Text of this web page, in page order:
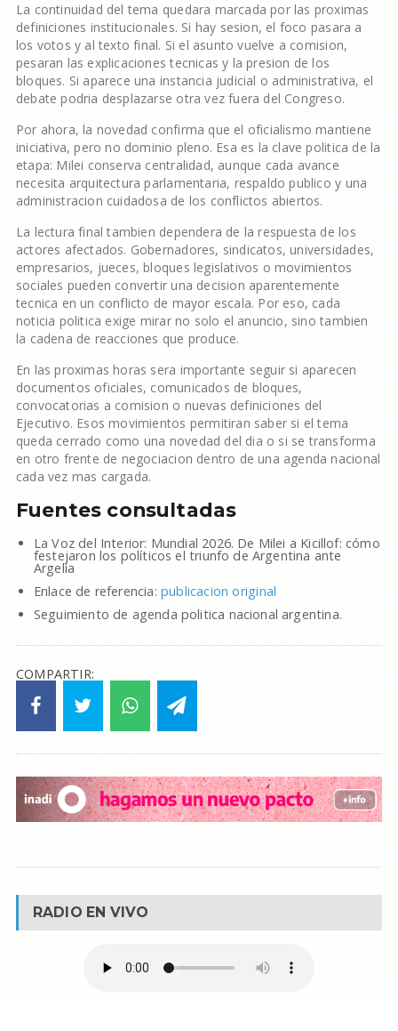
La continuidad del tema quedara marcada por las proximas
definiciones institucionales. Si hay sesion, el foco pasara a
los votos y al texto final. Si el asunto vuelve a comision,
pesaran las explicaciones tecnicas y la presion de los
bloques. Si aparece una instancia judicial o administrativa, el
debate podria desplazarse otra vez fuera del Congreso.
Por ahora, la novedad confirma que el oficialismo mantiene
iniciativa, pero no dominio pleno. Esa es la clave politica de la
etapa: Milei conserva centralidad, aunque cada avance
necesita arquitectura parlamentaria, respaldo publico y una
administracion cuidadosa de los conflictos abiertos.
La lectura final tambien dependera de la respuesta de los
actores afectados. Gobernadores, sindicatos, universidades,
empresarios, jueces, bloques legislativos o movimientos
sociales pueden convertir una decision aparentemente
tecnica en un conflicto de mayor escala. Por eso, cada
noticia politica exige mirar no solo el anuncio, sino tambien
la cadena de reacciones que produce.
En las proximas horas sera importante seguir si aparecen
documentos oficiales, comunicados de bloques,
convocatorias a comision o nuevas definiciones del
Ejecutivo. Esos movimientos permitiran saber si el tema
queda cerrado como una novedad del dia o si se transforma
en otro frente de negociacion dentro de una agenda nacional
cada vez mas cargada.
Fuentes consultadas
La Voz del Interior: Mundial 2026. De Milei a Kicillof: cómo
festejaron los políticos el triunfo de Argentina ante
Argelia
Enlace de referencia: publicacion original
Seguimiento de agenda politica nacional argentina.
COMPARTIR:
RADIO EN VIVO